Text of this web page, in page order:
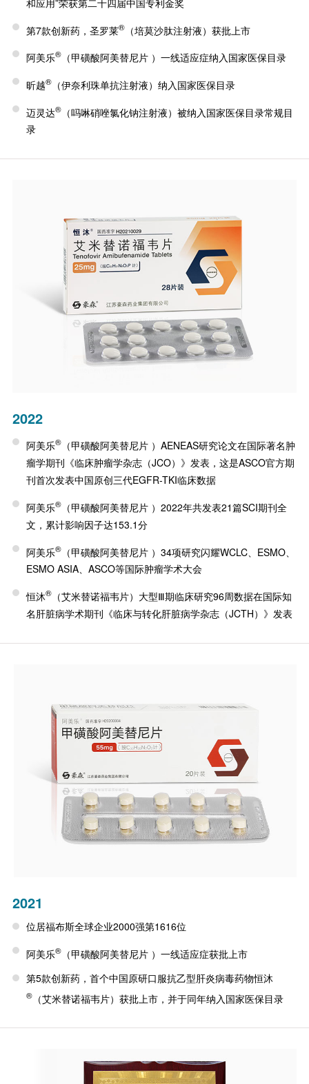
第7款创新药，圣罗莱®（培莫沙肽注射液）获批上市
阿美乐®（甲磺酸阿美替尼片 ）一线适应症纳入国家医保目录
昕越®（伊奈利珠单抗注射液）纳入国家医保目录
迈灵达®（吗啉硝唑氯化钠注射液）被纳入国家医保目录常规目
录
2022
阿美乐®（甲磺酸阿美替尼片 ）AENEAS研究论文在国际著名肿
瘤学期刊《临床肿瘤学杂志（JCO）》发表，这是ASCO官方期
刊首次发表中国原创三代EGFR-TKI临床数据
阿美乐®（甲磺酸阿美替尼片 ）2022年共发表21篇SCI期刊全
文，累计影响因子达153.1分
阿美乐®（甲磺酸阿美替尼片 ）34项研究闪耀WCLC、ESMO、
ESMO ASIA、ASCO等国际肿瘤学术大会
恒沐®（艾米替诺福韦片）大型Ⅲ期临床研究96周数据在国际知
名肝脏病学术期刊《临床与转化肝脏病学杂志（JCTH）》发表
2021
位居福布斯全球企业2000强第1616位
阿美乐®（甲磺酸阿美替尼片 ）一线适应症获批上市
第5款创新药，首个中国原研口服抗乙型肝炎病毒药物恒沐
®（艾米替诺福韦片）获批上市，并于同年纳入国家医保目录